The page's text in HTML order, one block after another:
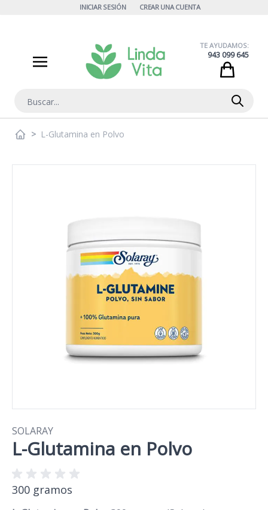
INICIAR SESIÓN CREAR UNA CUENTA
Buscar
TE AYUDAMOS:
943 099 645
> L-Glutamina en Polvo
SOLARAY
L-Glutamina en Polvo
300 gramos